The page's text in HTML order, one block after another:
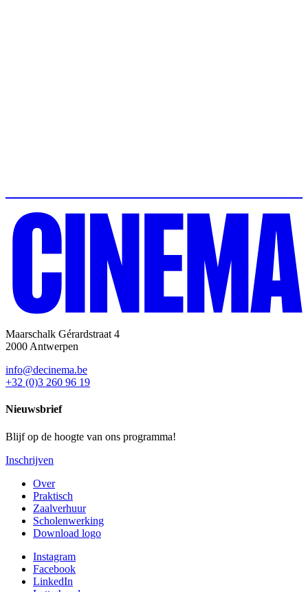
Maarschalk Gérardstraat 4
2000 Antwerpen
info@decinema.be
+32 (0)3 260 96 19
Nieuwsbrief
Blijf op de hoogte van ons programma!
Inschrijven
Over
Praktisch
Zaalverhuur
Scholenwerking
Download logo
Instagram
Facebook
LinkedIn